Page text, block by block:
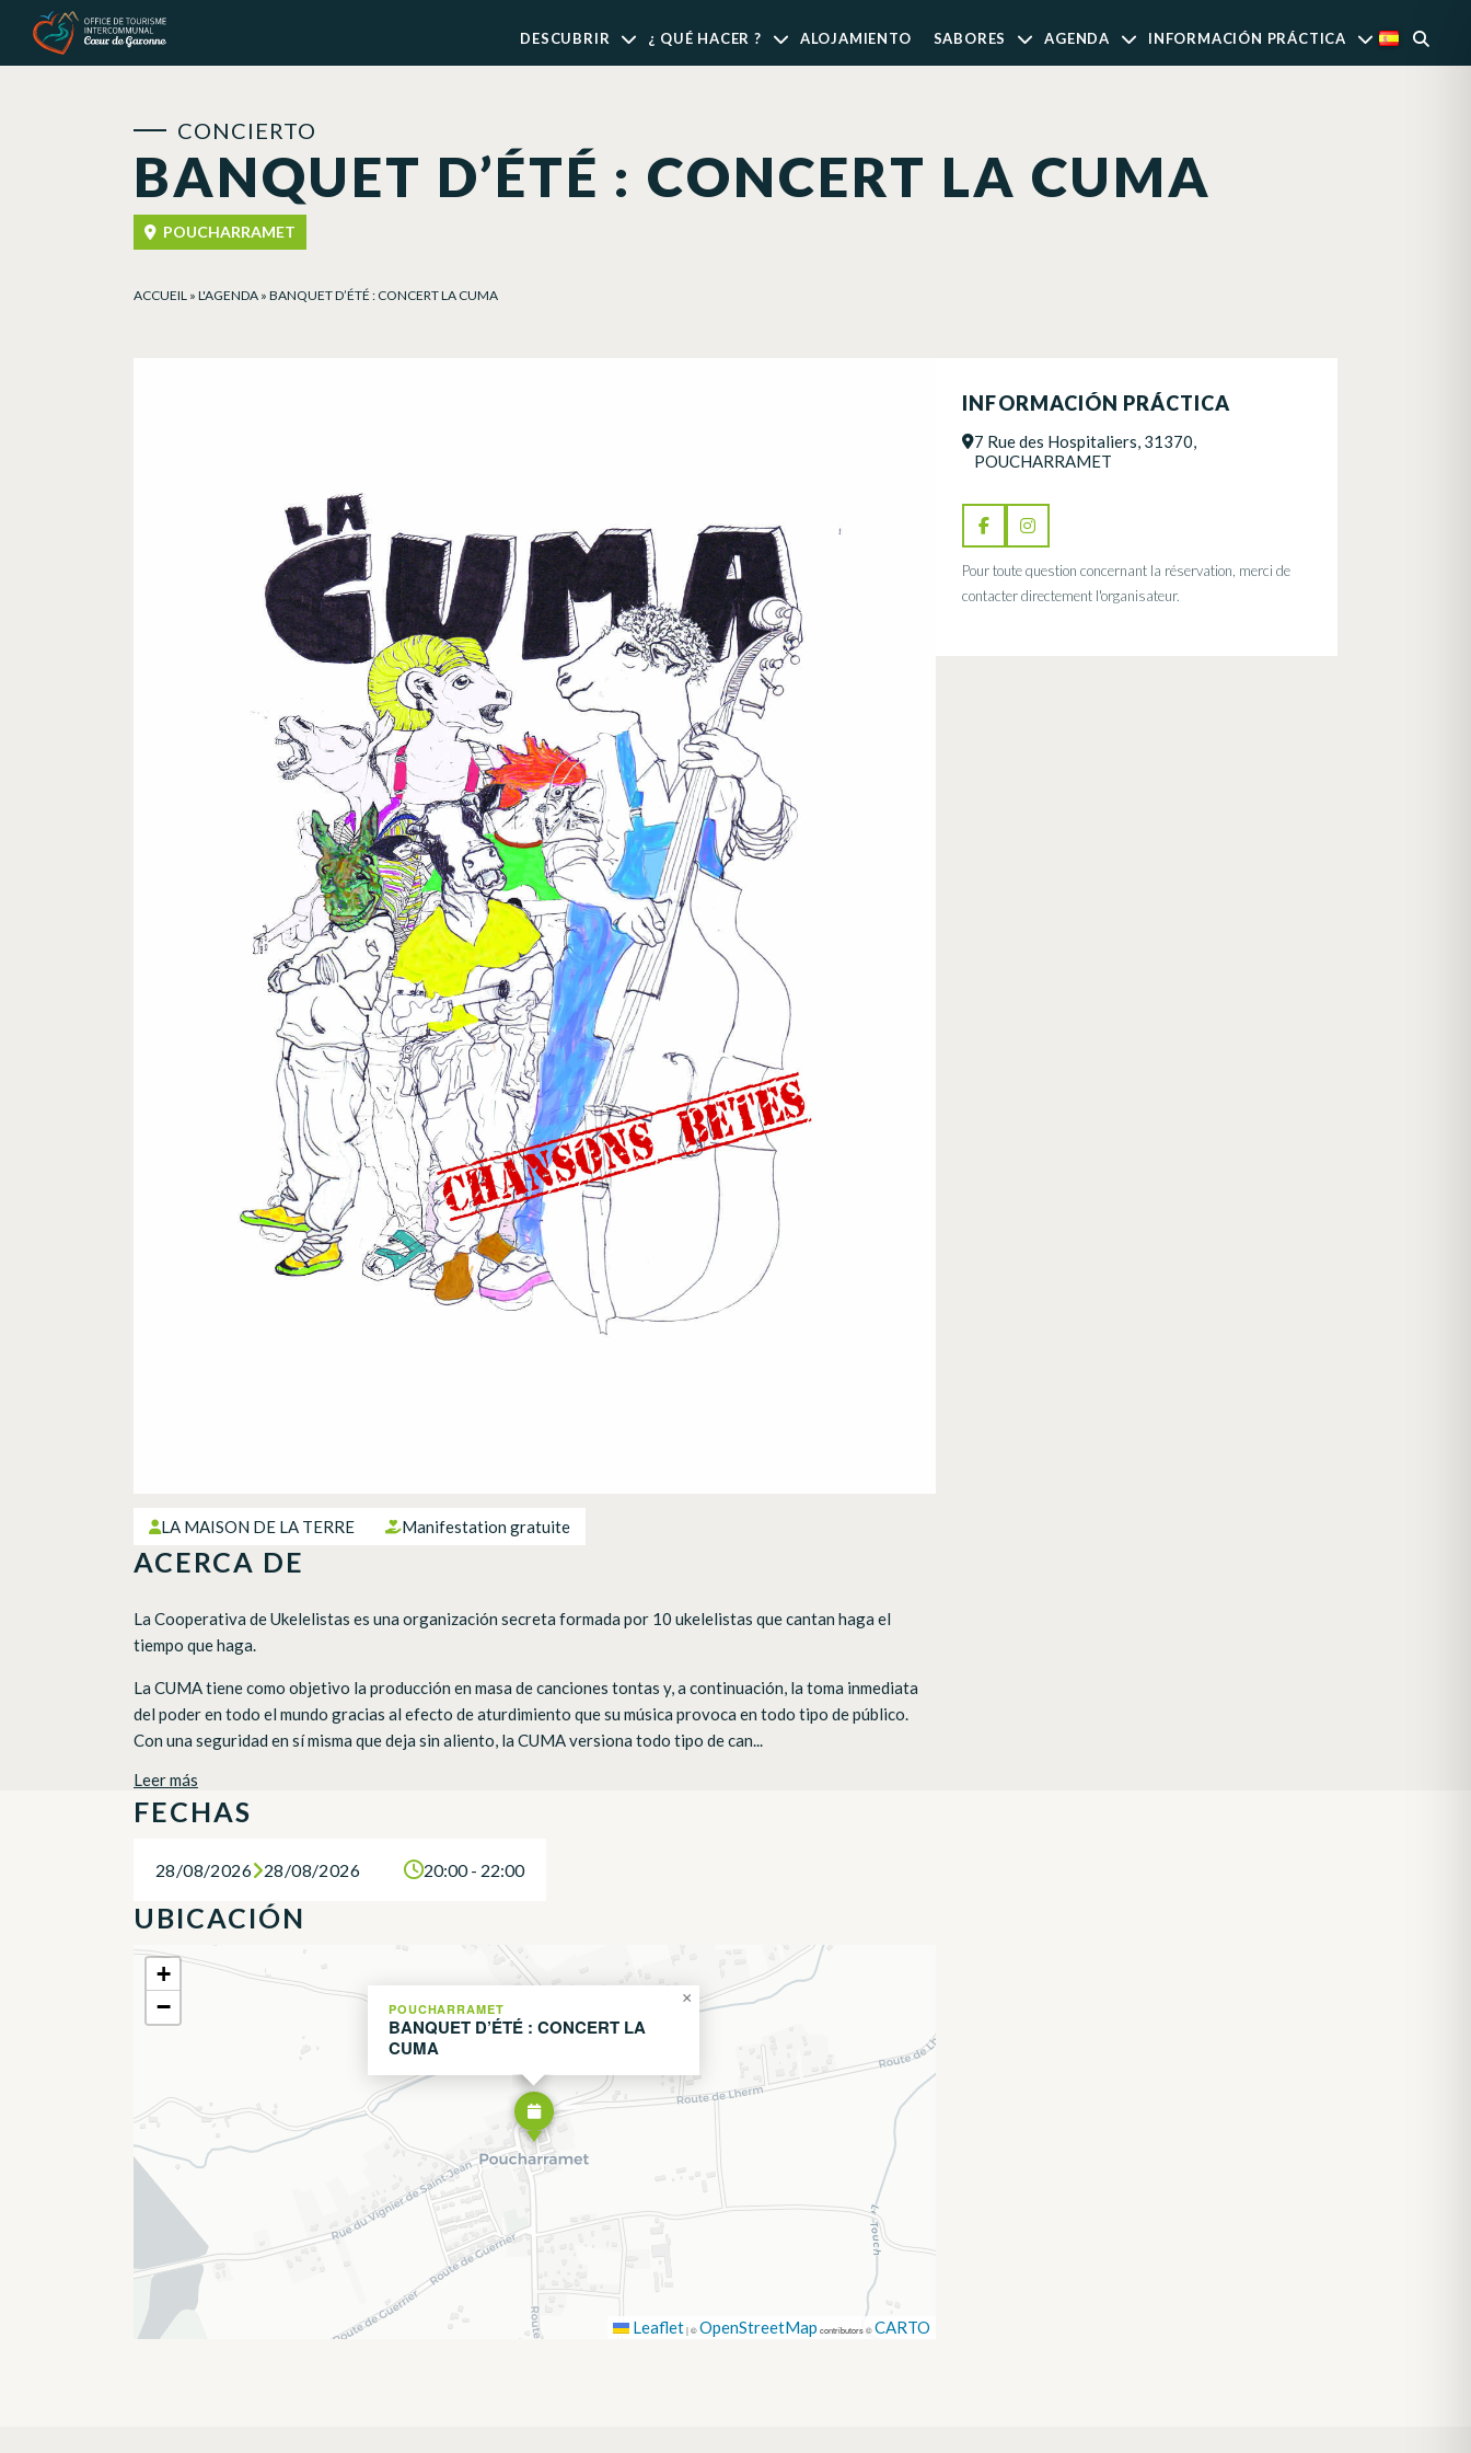
DESCUBRIR ¿ QUÉ HACER ? ALOJAMIENTO SABORES AGENDA INFORMACIÓN PRÁCTICA
BANQUET D’ÉTÉ : CONCERT LA CUMA
CONCIERTO
POUCHARRAMET
ACCUEIL » L'AGENDA » BANQUET D’ÉTÉ : CONCERT LA CUMA
LA MAISON DE LA TERRE Manifestation gratuite
ACERCA DE
La Cooperativa de Ukelelistas es una organización secreta formada por 10 ukelelistas que cantan haga el
tiempo que haga.
La CUMA tiene como objetivo la producción en masa de canciones tontas y, a continuación, la toma inmediata
del poder en todo el mundo gracias al efecto de aturdimiento que su música provoca en todo tipo de público.
Con una seguridad en sí misma que deja sin aliento, la CUMA versiona todo tipo de can...
Leer más
FECHAS
28/08/2026 28/08/2026 20:00 - 22:00
UBICACIÓN
POUCHARRAMET
BANQUET D’ÉTÉ : CONCERT LA
CUMA
×
+
−
Leaflet |©OpenStreetMap contributors ©CARTO
INFORMACIÓN PRÁCTICA
7 Rue des Hospitaliers, 31370,
POUCHARRAMET
Pour toute question concernant la réservation, merci de
contacter directement l'organisateur.
Panel de gestión de cookies